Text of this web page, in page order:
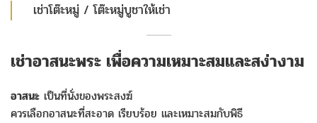
เช่าโต๊ะหมู่ / โต๊ะหมู่บูชาให้เช่า
เช่าอาสนะพระ เพื่อความเหมาะสมและสง่างาม
อาสนะ เป็นที่นั่งของพระสงฆ์
ควรเลือกอาสนะที่สะอาด เรียบร้อย และเหมาะสมกับพิธี